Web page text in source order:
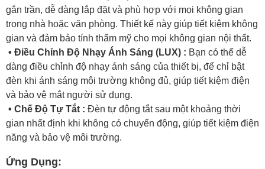
gắn trần, dễ dàng lắp đặt và phù hợp với mọi không gian
trong nhà hoặc văn phòng. Thiết kế này giúp tiết kiệm không
gian và đảm bảo tính thẩm mỹ cho mọi không gian nội thất.
• Điều Chỉnh Độ Nhạy Ánh Sáng (LUX) : Bạn có thể dễ
dàng điều chỉnh độ nhạy ánh sáng của thiết bị, để chỉ bật
đèn khi ánh sáng môi trường không đủ, giúp tiết kiệm điện
và bảo vệ mắt người sử dụng.
• Chế Độ Tự Tắt : Đèn tự động tắt sau một khoảng thời
gian nhất định khi không có chuyển động, giúp tiết kiệm điện
năng và bảo vệ môi trường.
Ứng Dụng: